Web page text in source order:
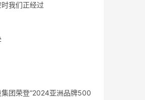
我们正经过
集团荣登“2024亚洲品牌500